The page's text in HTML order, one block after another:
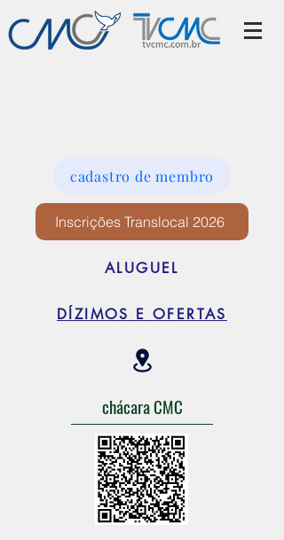
cadastro de membro
Inscrições Translocal 2026
ALUGUEL
DÍZIMOS E OFERTAS
chácara CMC